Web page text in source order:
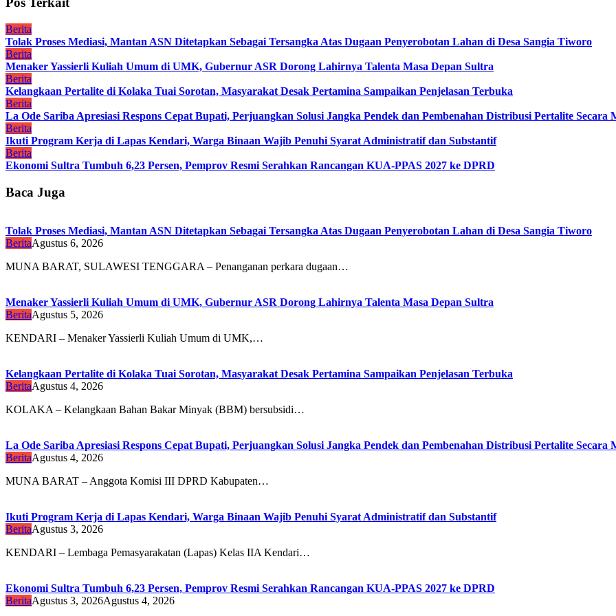
Berita
Tolak Proses Mediasi, Mantan ASN Ditetapkan Sebagai Tersangka Atas Dugaan Penyerobotan Lahan di Desa Sangia Tiworo
Berita
Menaker Yassierli Kuliah Umum di UMK, Gubernur ASR Dorong Lahirnya Talenta Masa Depan Sultra
Berita
Kelangkaan Pertalite di Kolaka Tuai Sorotan, Masyarakat Desak Pertamina Sampaikan Penjelasan Terbuka
Berita
La Ode Sariba Apresiasi Respons Cepat Bupati, Perjuangkan Solusi Jangka Pendek dan Pembenahan Distribusi Pertalite Secara
Berita
Ikuti Program Kerja di Lapas Kendari, Warga Binaan Wajib Penuhi Syarat Administratif dan Substantif
Berita
Ekonomi Sultra Tumbuh 6,23 Persen, Pemprov Resmi Serahkan Rancangan KUA-PPAS 2027 ke DPRD
Baca Juga
Tolak Proses Mediasi, Mantan ASN Ditetapkan Sebagai Tersangka Atas Dugaan Penyerobotan Lahan di Desa Sangia Tiworo
BeritaAgustus 6, 2026
MUNA BARAT, SULAWESI TENGGARA – Penanganan perkara dugaan…
Menaker Yassierli Kuliah Umum di UMK, Gubernur ASR Dorong Lahirnya Talenta Masa Depan Sultra
BeritaAgustus 5, 2026
KENDARI – Menaker Yassierli Kuliah Umum di UMK,…
Kelangkaan Pertalite di Kolaka Tuai Sorotan, Masyarakat Desak Pertamina Sampaikan Penjelasan Terbuka
BeritaAgustus 4, 2026
KOLAKA – Kelangkaan Bahan Bakar Minyak (BBM) bersubsidi…
La Ode Sariba Apresiasi Respons Cepat Bupati, Perjuangkan Solusi Jangka Pendek dan Pembenahan Distribusi Pertalite Secara
BeritaAgustus 4, 2026
MUNA BARAT – Anggota Komisi III DPRD Kabupaten…
Ikuti Program Kerja di Lapas Kendari, Warga Binaan Wajib Penuhi Syarat Administratif dan Substantif
BeritaAgustus 3, 2026
KENDARI – Lembaga Pemasyarakatan (Lapas) Kelas IIA Kendari…
Ekonomi Sultra Tumbuh 6,23 Persen, Pemprov Resmi Serahkan Rancangan KUA-PPAS 2027 ke DPRD
BeritaAgustus 3, 2026Agustus 4, 2026